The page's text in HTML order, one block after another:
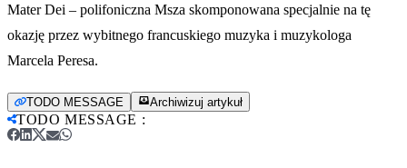
Mater Dei – polifoniczna Msza skomponowana specjalnie na tę
okazję przez wybitnego francuskiego muzyka i muzykologa
Marcela Peresa.
TODO MESSAGE Archiwizuj artykuł
TODO MESSAGE :